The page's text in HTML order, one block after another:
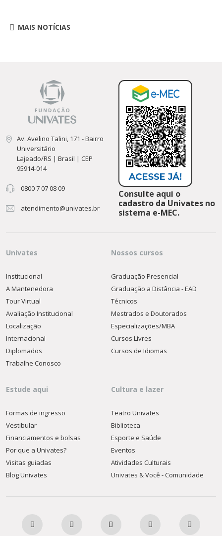
MAIS NOTÍCIAS
Av. Avelino Talini, 171 - Bairro
Universitário
Lajeado/RS | Brasil | CEP
95914-014
0800 7 07 08 09
atendimento@univates.br
Consulte aqui o
cadastro da Univates no
sistema e-MEC.
Univates
Institucional
A Mantenedora
Tour Virtual
Avaliação Institucional
Localização
Internacional
Diplomados
Trabalhe Conosco
Nossos cursos
Graduação Presencial
Graduação a Distância - EAD
Técnicos
Mestrados e Doutorados
Especializações/MBA
Cursos Livres
Cursos de Idiomas
Estude aqui
Formas de ingresso
Vestibular
Financiamentos e bolsas
Por que a Univates?
Visitas guiadas
Blog Univates
Cultura e lazer
Teatro Univates
Biblioteca
Esporte e Saúde
Eventos
Atividades Culturais
Univates & Você - Comunidade